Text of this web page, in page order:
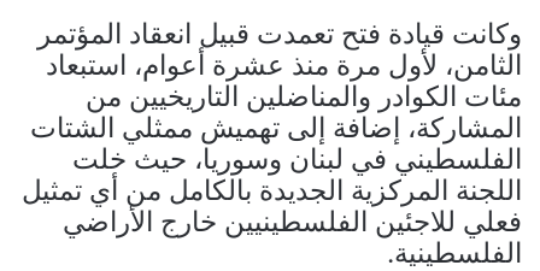
وكانت قيادة فتح تعمدت قبيل انعقاد المؤتمر
الثامن، لأول مرة منذ عشرة أعوام، استبعاد
مئات الكوادر والمناضلين التاريخيين من
المشاركة، إضافة إلى تهميش ممثلي الشتات
الفلسطيني في لبنان وسوريا، حيث خلت
اللجنة المركزية الجديدة بالكامل من أي تمثيل
فعلي للاجئين الفلسطينيين خارج الأراضي
الفلسطينية.